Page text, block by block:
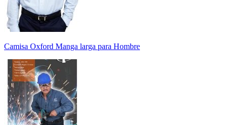
Camisa Oxford Manga larga para Hombre